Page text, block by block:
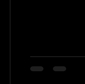
Moritz
sich über den